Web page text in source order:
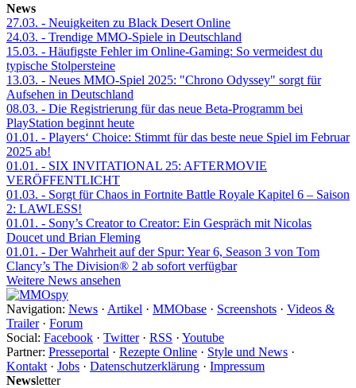
News
27.03. - Neuigkeiten zu Black Desert Online
24.03. - Trendige MMO-Spiele in Deutschland
15.03. - Häufigste Fehler im Online-Gaming: So vermeidest du
typische Stolpersteine
13.03. - Neues MMO-Spiel 2025: "Chrono Odyssey" sorgt für
Aufsehen in Deutschland
08.03. - Die Registrierung für das neue Beta-Programm bei
PlayStation beginnt heute
01.01. - Players‘ Choice: Stimmt für das beste neue Spiel im Februar
2025 ab!
01.01. - SIX INVITATIONAL 25: AFTERMOVIE
VERÖFFENTLICHT
01.03. - Sorgt für Chaos in Fortnite Battle Royale Kapitel 6 – Saison
2: LAWLESS!
01.01. - Sony’s Creator to Creator: Ein Gespräch mit Nicolas
Doucet und Brian Fleming
01.01. - Der Wahrheit auf der Spur: Year 6, Season 3 von Tom
Clancy’s The Division® 2 ab sofort verfügbar
Weitere News ansehen
Navigation: News · Artikel · MMObase · Screenshots · Videos &
Trailer· Forum
Social: Facebook · Twitter· RSS · Youtube
Partner: Presseportal · Rezepte Online · Style und News ·
Kontakt · Jobs · Datenschutzerklärung · Impressum
Newsletter